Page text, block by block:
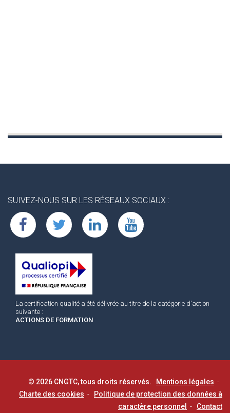
SUIVEZ-NOUS SUR LES RÉSEAUX SOCIAUX :
La certification qualité a été délivrée au titre de la catégorie d'action
suivante :
ACTIONS DE FORMATION
© 2026 CNGTC, tous droits réservés. Mentions légales -
Charte des cookies -
Politique de protection des données à
caractère personnel
- Contact